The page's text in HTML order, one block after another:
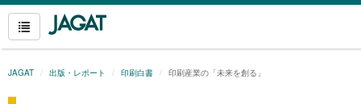
JAGAT 出版・レポート 印刷白書 印刷産業の「未来を創る」